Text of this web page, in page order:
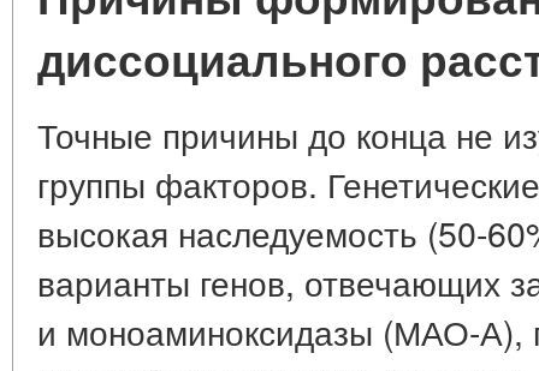
диссоциального
Точные причины до конца не
группы факторов.
высокая наследуемость (50-
варианты генов, отвечающих
и моноаминоксидазы (МАО-А),